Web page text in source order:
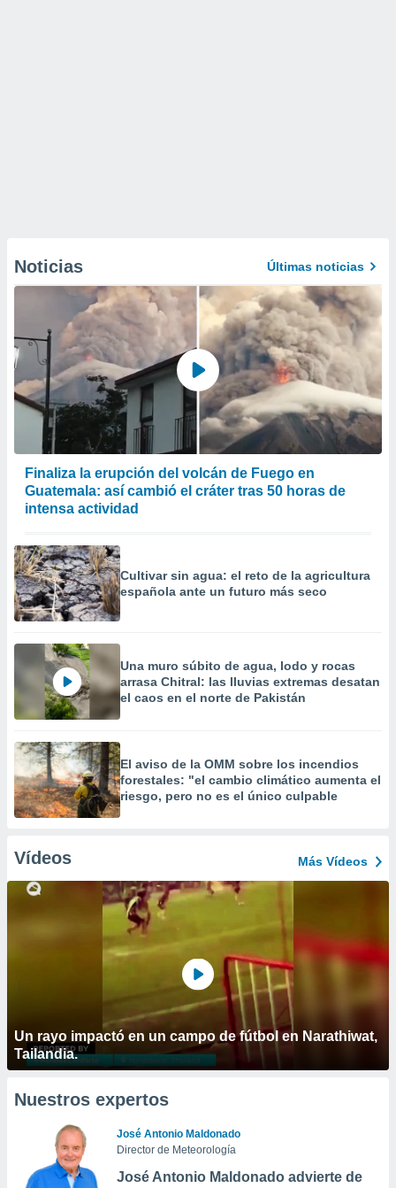
Noticias Últimas noticias
Finaliza la erupción del volcán de Fuego en
Guatemala: así cambió el cráter tras 50 horas de
intensa actividad
Cultivar sin agua: el reto de la agricultura
española ante un futuro más seco
Una muro súbito de agua, lodo y rocas
arrasa Chitral: las lluvias extremas desatan
el caos en el norte de Pakistán
El aviso de la OMM sobre los incendios
forestales: "el cambio climático aumenta el
riesgo, pero no es el único culpable
Vídeos Más Vídeos
Un rayo impactó en un campo de fútbol en Narathiwat,
Tailandia.
Nuestros expertos
José Antonio Maldonado
Director de Meteorología
José Antonio Maldonado advierte de